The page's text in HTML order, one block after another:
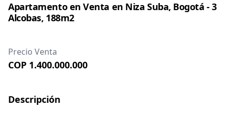
Apartamento en Venta en Niza Suba, Bogotá - 3
Alcobas, 188m2
Precio Venta
COP 1.400.000.000
Descripción